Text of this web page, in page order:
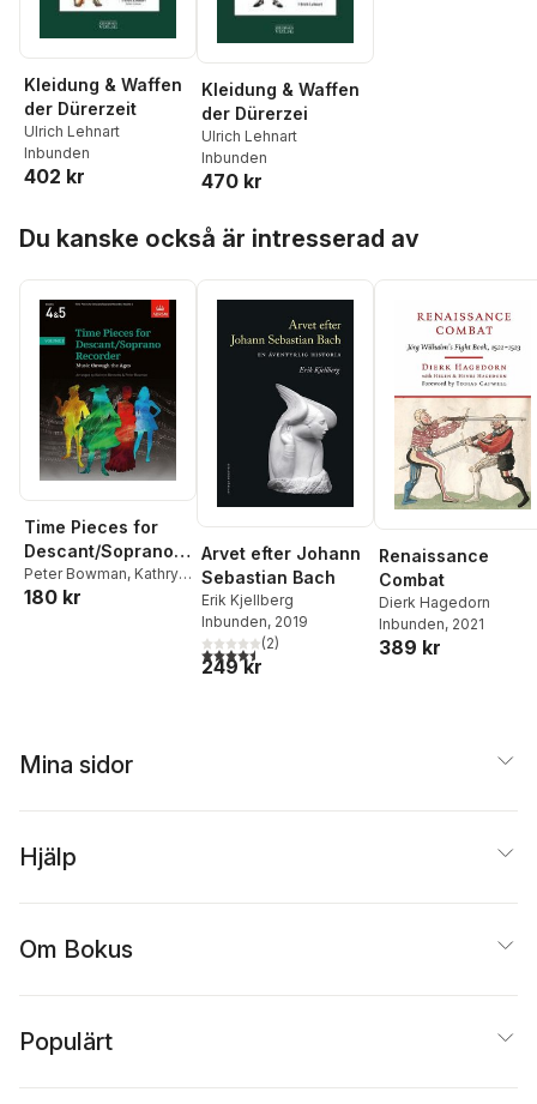
Kleidung & Waffen
der Dürerzeit
Ulrich Lehnart
Inbunden
402 kr
Kleidung & Waffen
der Dürerzei
Ulrich Lehnart
Inbunden
470 kr
Du kanske också är intresserad av
Time Pieces for
Descant/Soprano
Recorder, Volume 2
Peter Bowman, Kathryn
Anne Bennetts
180 kr
Arvet efter Johann
Sebastian Bach
Erik Kjellberg
Inbunden, 2019
4,5utav 5 stjärnor. Totalt antal röster:
(2)
249 kr
Renaissance
Combat
Dierk Hagedorn
Inbunden, 2021
389 kr
Mina sidor
Hjälp
Om Bokus
Populärt